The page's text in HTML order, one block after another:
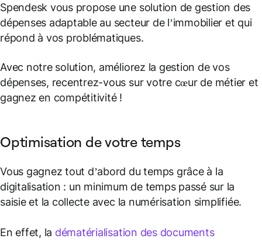
Spendesk vous propose une solution de gestion des
dépenses adaptable au secteur de l’immobilier et qui
répond à vos problématiques.
Avec notre solution, améliorez la gestion de vos
dépenses, recentrez-vous sur votre cœur de métier et
gagnez en compétitivité !
Optimisation de votre temps
Vous gagnez tout d’abord du temps grâce à la
digitalisation : un minimum de temps passé sur la
saisie et la collecte avec la numérisation simplifiée.
En effet, la dématérialisation des documents